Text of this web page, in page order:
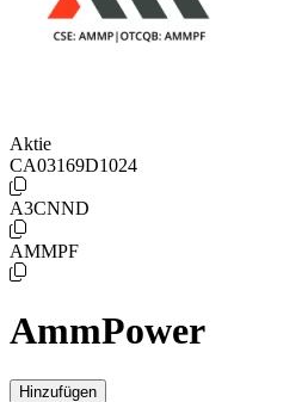
Aktie
CA03169D1024
A3CNND
AMMPF
AmmPower
Hinzufügen